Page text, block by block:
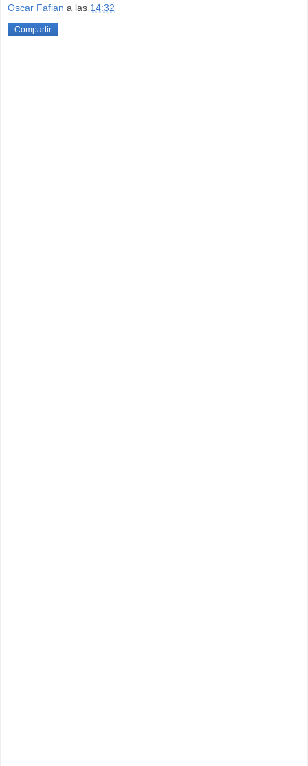
Oscar Fafian a las 14:32
Compartir